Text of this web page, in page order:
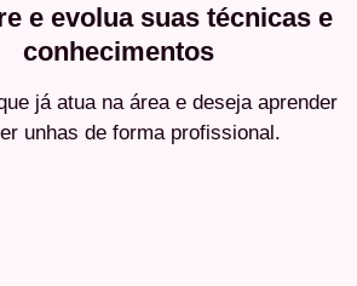
e evolua suas técnicas e
conhecimentos
já atua na área e deseja aprender
unhas de forma profissional.